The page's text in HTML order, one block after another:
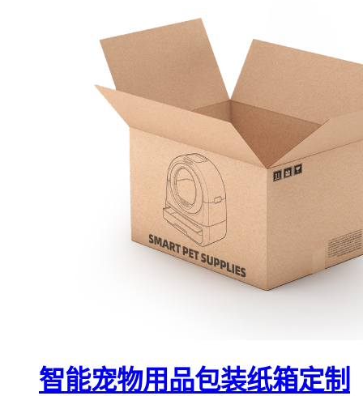
智能宠物用品包装纸箱定制